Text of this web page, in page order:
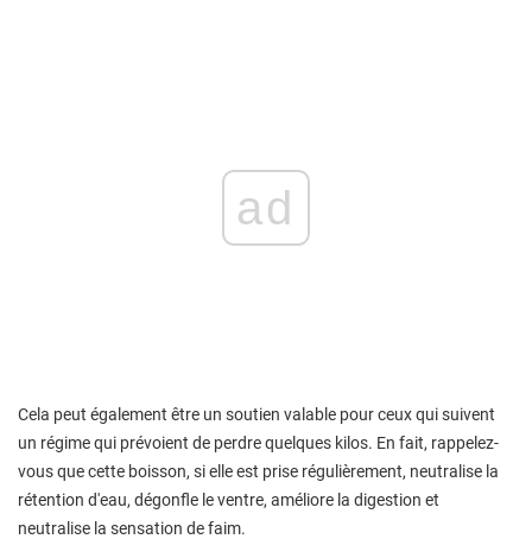
ad
Cela peut également être un soutien valable pour ceux qui suivent
un régime qui prévoient de perdre quelques kilos. En fait, rappelez-
vous que cette boisson, si elle est prise régulièrement, neutralise la
rétention d'eau, dégonfle le ventre, améliore la digestion et
neutralise la sensation de faim.